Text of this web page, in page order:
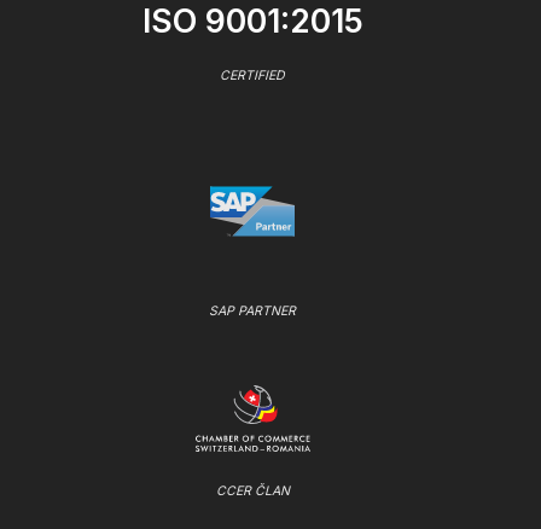
ISO 9001:2015
CERTIFIED
SAP PARTNER
CCER ČLAN